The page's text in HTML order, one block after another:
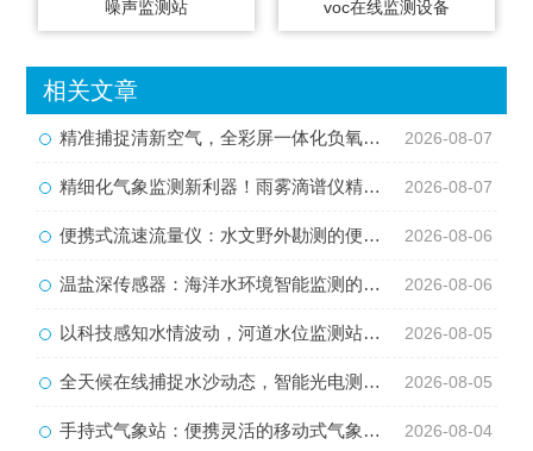
噪声监测站 voc在线监测设备
相关文章
精准捕捉清新空气，全彩屏一体化负氧离子监测站量化生态优势 2026-08-07
精细化气象监测新利器！雨雾滴谱仪精准识别各类雨雪雾天气 2026-08-07
便携式流速流量仪：水文野外勘测的便携智能检测利器 2026-08-06
温盐深传感器：海洋水环境智能监测的核心感知设备 2026-08-06
以科技感知水情波动，河道水位监测站守护流域河道安全 2026-08-05
全天候在线捕捉水沙动态，智能光电测沙仪守护水域水沙安全 2026-08-05
手持式气象站：便携灵活的移动式气象监测智能设备 2026-08-04